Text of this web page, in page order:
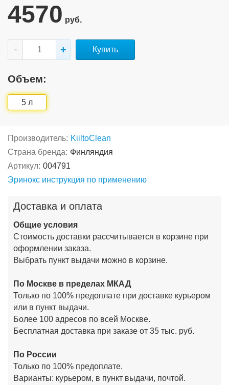
4570 руб.
Купить
Объем:
5 л
Производитель: KiiltoClean
Страна бренда: Финляндия
Артикул: 004791
Эринокс инструкция по применению
Доставка и оплата
Общие условия
Стоимость доставки рассчитывается в корзине при
оформлении заказа.
Выбрать пункт выдачи можно в корзине.
По Москве в пределах МКАД
Только по 100% предоплате при доставке курьером
или в пункт выдачи.
Более 100 адресов по всей Москве.
Бесплатная доставка при заказе от 35 тыс. руб.
По России
Только по 100% предоплате.
Варианты: курьером, в пункт выдачи, почтой.